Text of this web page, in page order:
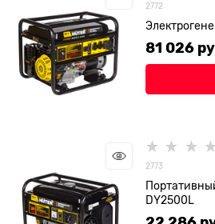
2772
81 026
2773
DY2500L